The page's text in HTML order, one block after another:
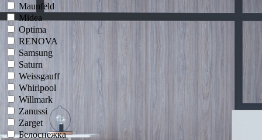
Maunfeld
Midea
Optima
RENOVA
Samsung
Saturn
Weissgauff
Whirlpool
Willmark
Zanussi
Zarget
Белоснежка